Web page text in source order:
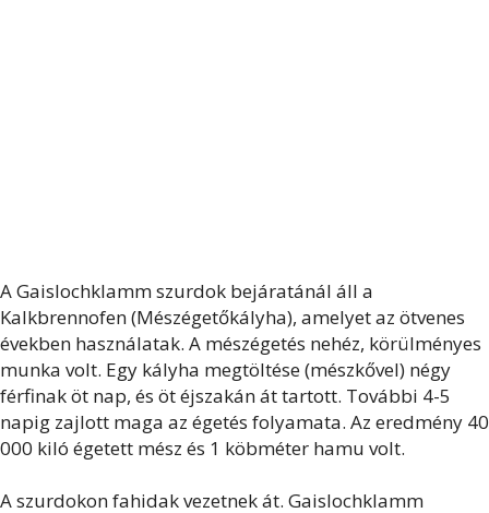
A Gaislochklamm szurdok bejáratánál áll a
Kalkbrennofen (Mészégetőkályha), amelyet az ötvenes
években használatak. A mészégetés nehéz, körülményes
munka volt. Egy kályha megtöltése (mészkővel) négy
férfinak öt nap, és öt éjszakán át tartott. További 4-5
napig zajlott maga az égetés folyamata. Az eredmény 40
000 kiló égetett mész és 1 köbméter hamu volt.
A szurdokon fahidak vezetnek át. Gaislochklamm